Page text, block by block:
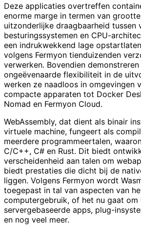
Deze applicaties overtreffen
enorme marge in termen van
uitzonderlijke draagbaarheid tussen
besturingssystemen en CPU-
een indrukwekkend lage
volgens Fermyon tienduizenden
verwerken. Bovendien demonstreren
ongeëvenaarde flexibiliteit in de
werken ze naadloos in omgevingen
compacte apparaten tot Docker
Nomad en Fermyon Cloud.
WebAssembly, dat dient als binair
virtuele machine, fungeert als
meerdere programmeertalen,
C/C++, C# en Rust. Dit biedt
verscheidenheid aan talen om
biedt prestaties die dicht bij de
liggen. Volgens Fermyon wordt
toegepast in tal van aspecten van
computergebruik, of het nu gaat
servergebaseerde apps, plug-
en nog veel meer.